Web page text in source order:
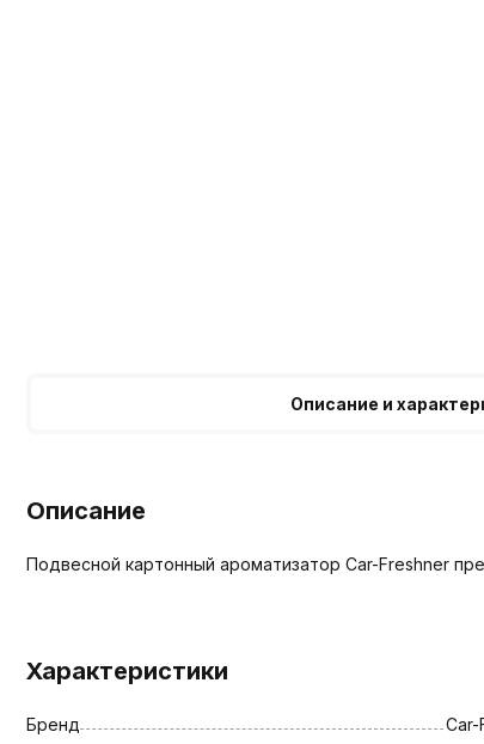
Описание и
Описание
Подвесной картонный ароматизатор Car-Freshner
Характеристики
Бренд
Car-